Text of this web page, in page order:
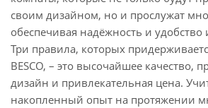
своим дизайном, но и прослужат
обеспечивая надёжность и удобство
Три правила, которых
BESCO, – это высочайшее качество,
дизайн и привлекательная цена.
накопленный опыт на протяжении